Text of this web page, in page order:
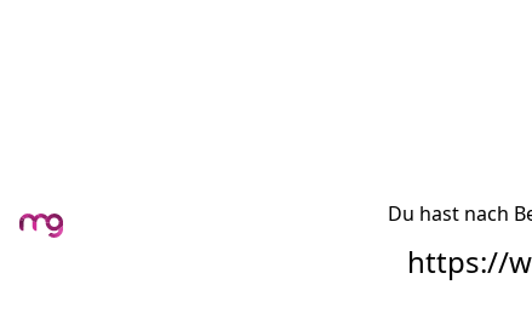
Du hast nach
https://